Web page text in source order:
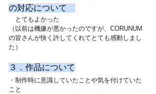
の対応について
とてもよかった
（以前は機嫌が悪かったのですが、CORUNUM
の皆さんが快く許してくれてとても感動しまし
た）
３．作品について
・制作時に意識していたことや気を付けていた
こと